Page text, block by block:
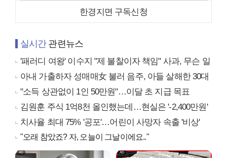
한경지면 구독신청
실시간관련뉴스
'패러디 여왕' 이수지 "제 불찰이자 책임" 사과, 무슨 일
아내 가출하자 성매매女 불러 음주, 아들 살해한 30대
"소득 상관없이 1인 50만원"…이달 초 지급 목표
김원훈 주식 1억8천 올인했는데…현실은 '-2,400만원'
치사율 최대 75% '공포'…어린이 사망자 속출 '비상'
"오래 참았죠? 자, 오늘이 그날이에요.."